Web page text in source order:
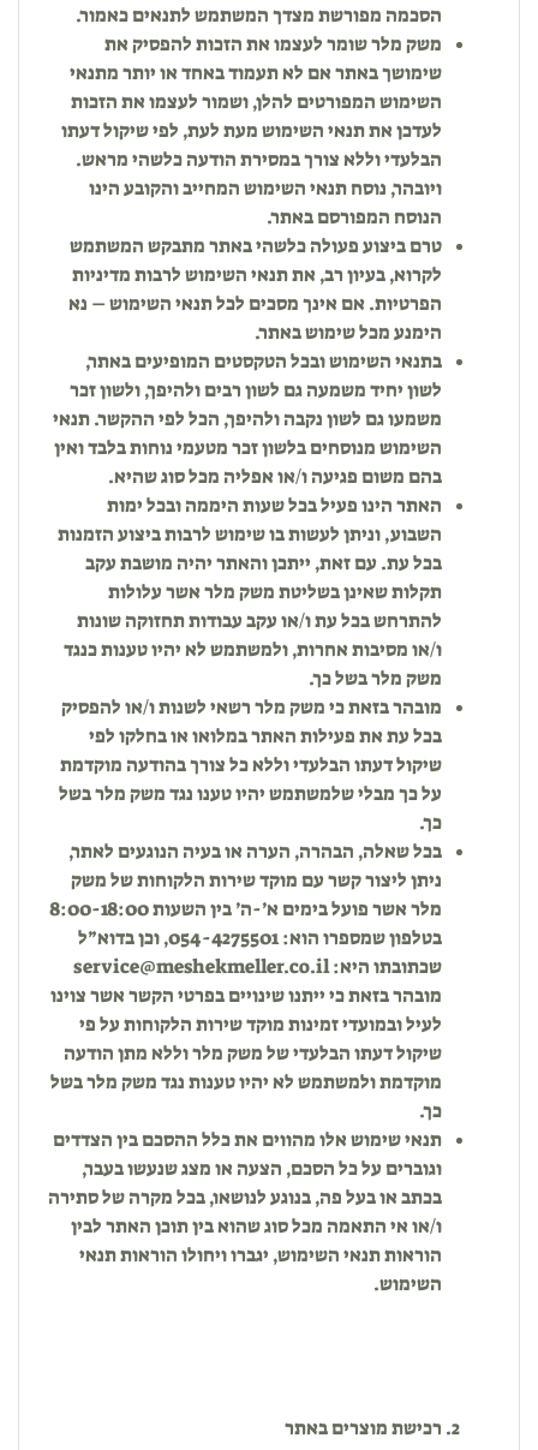
הסכמה מפורשת מצדך המשתמש לתנאים כאמור.
משק מלר שומר לעצמו את הזכות להפסיק את
שימושך באתר אם לא תעמוד באחד או יותר מתנאי
השימוש המפורטים להלן, ושמור לעצמו את הזכות
לעדכן את תנאי השימוש מעת לעת, לפי שיקול דעתו
הבלעדי וללא צורך במסירת הודעה כלשהי מראש.
ויובהר, נוסח תנאי השימוש המחייב והקובע הינו
הנוסח המפורסם באתר.
טרם ביצוע פעולה כלשהי באתר מתבקש המשתמש
לקרוא, בעיון רב, את תנאי השימוש לרבות מדיניות
הפרטיות. אם אינך מסכים לכל תנאי השימוש – נא
הימנע מכל שימוש באתר.
בתנאי השימוש ובכל הטקסטים המופיעים באתר,
לשון יחיד משמעה גם לשון רבים ולהיפך, ולשון זכר
משמעו גם לשון נקבה ולהיפך, הכל לפי ההקשר. תנאי
השימוש מנוסחים בלשון זכר מטעמי נוחות בלבד ואין
בהם משום פגיעה ו/או אפליה מכל סוג שהיא.
האתר הינו פעיל בכל שעות היממה ובכל ימות
השבוע, וניתן לעשות בו שימוש לרבות ביצוע הזמנות
בכל עת. עם זאת, ייתכן והאתר יהיה מושבת עקב
תקלות שאינן בשליטת משק מלר אשר עלולות
להתרחש בכל עת ו/או עקב עבודות תחזוקה שונות
ו/או מסיבות אחרות, ולמשתמש לא יהיו טענות כנגד
משק מלר בשל כך.
מובהר בזאת כי משק מלר רשאי לשנות ו/או להפסיק
בכל עת את פעילות האתר במלואו או בחלקו לפי
שיקול דעתו הבלעדי וללא כל צורך בהודעה מוקדמת
על כך מבלי שלמשתמש יהיו טענו נגד משק מלר בשל
כך.
בכל שאלה, הבהרה, הערה או בעיה הנוגעים לאתר,
ניתן ליצור קשר עם מוקד שירות הלקוחות של משק
מלר אשר פועל בימים א’-ה’ בין השעות 8:00-18:00
בטלפון שמספרו הוא: 054-4275501, וכן בדוא”ל
שכתובתו היא:service@meshekmeller.co.il
מובהר בזאת כי ייתנו שינויים בפרטי הקשר אשר צוינו
לעיל ובמועדי זמינות מוקד שירות הלקוחות על פי
שיקול דעתו הבלעדי של משק מלר וללא מתן הודעה
מוקדמת ולמשתמש לא יהיו טענות נגד משק מלר בשל
כך.
תנאי שימוש אלו מהווים את כלל ההסכם בין הצדדים
וגוברים על כל הסכם, הצעה או מצג שנעשו בעבר,
בכתב או בעל פה, בנוגע לנושאו, בכל מקרה של סתירה
ו/או אי התאמה מכל סוג שהוא בין תוכן האתר לבין
הוראות תנאי השימוש, יגברו ויחולו הוראות תנאי
השימוש.
רכישת מוצרים באתר